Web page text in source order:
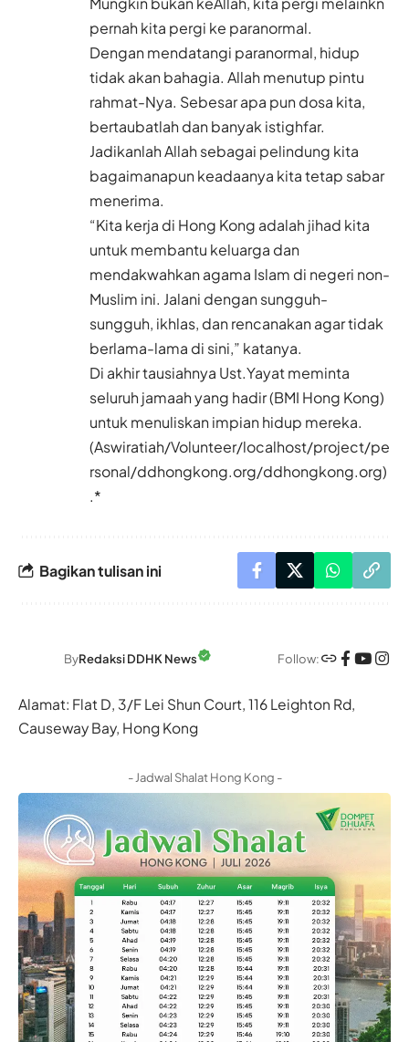
pernah kita pergi ke paranormal.
Dengan mendatangi paranormal, hidup
tidak akan bahagia. Allah menutup pintu
rahmat-Nya. Sebesar apa pun dosa kita,
bertaubatlah dan banyak istighfar.
Jadikanlah Allah sebagai pelindung kita
bagaimanapun keadaanya kita tetap sabar
menerima.
“Kita kerja di Hong Kong adalah jihad kita
untuk membantu keluarga dan
mendakwahkan agama Islam di negeri non-
Muslim ini. Jalani dengan sungguh-
sungguh, ikhlas, dan rencanakan agar tidak
berlama-lama di sini,” katanya.
Di akhir tausiahnya Ust.Yayat meminta
seluruh jamaah yang hadir (BMI Hong Kong)
untuk menuliskan impian hidup mereka.
(Aswiratiah/Volunteer/localhost/project/pe
rsonal/ddhongkong.org/ddhongkong.org)
.*
Bagikan tulisan ini
ByRedaksi DDHK News Follow:
Alamat: Flat D, 3/F Lei Shun Court, 116 Leighton Rd,
Causeway Bay, Hong Kong
- Jadwal Shalat Hong Kong -